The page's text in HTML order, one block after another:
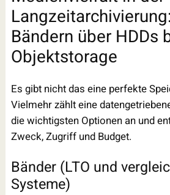
Bändern über HDDs
Objektstorage
Es gibt nicht das eine perfekte
Vielmehr zählt eine
die wichtigsten Optionen an und
Zweck, Zugriff und Budget.
Bänder (LTO und
Systeme)